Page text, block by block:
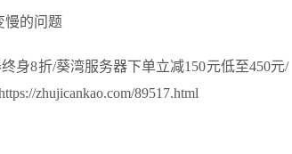
慢的问题
身8折/葵湾服务器下单立减150元低至450元/
zhujicankao.com/89517.html